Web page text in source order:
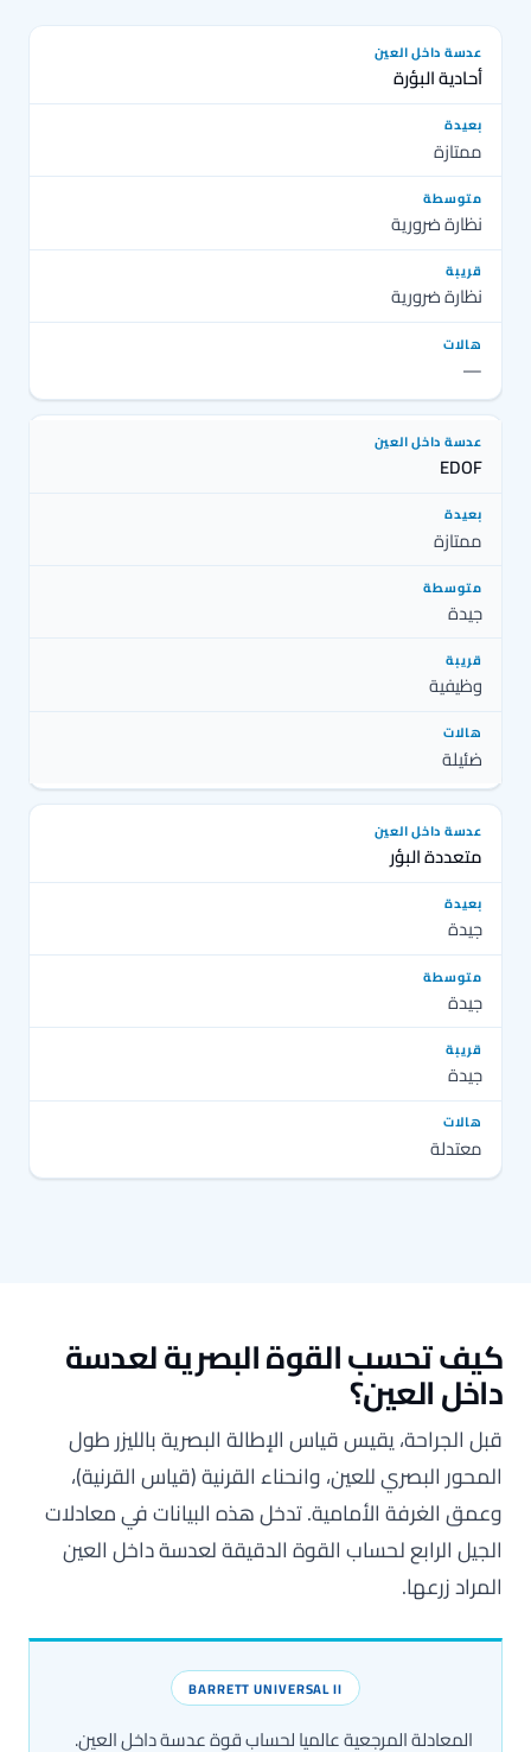
أحادية البؤرة
ممتازة
نظارة ضرورية
نظارة ضرورية
EDOF
ممتازة
جيدة
وظيفية
ضئيلة
متعددة البؤر
جيدة
جيدة
جيدة
معتدلة
كيف تحسب القوة البصرية لعدسة
داخل العين؟
قبل الجراحة، يقيس قياس الإطالة البصرية بالليزر طول
المحور البصري للعين، وانحناء القرنية (قياس القرنية)،
وعمق الغرفة الأمامية. تدخل هذه البيانات في معادلات
الجيل الرابع لحساب القوة الدقيقة لعدسة داخل العين
المراد زرعها.
BARRETT UNIVERSAL II
المعادلة المرجعية عالميا لحساب قوة عدسة داخل العين.